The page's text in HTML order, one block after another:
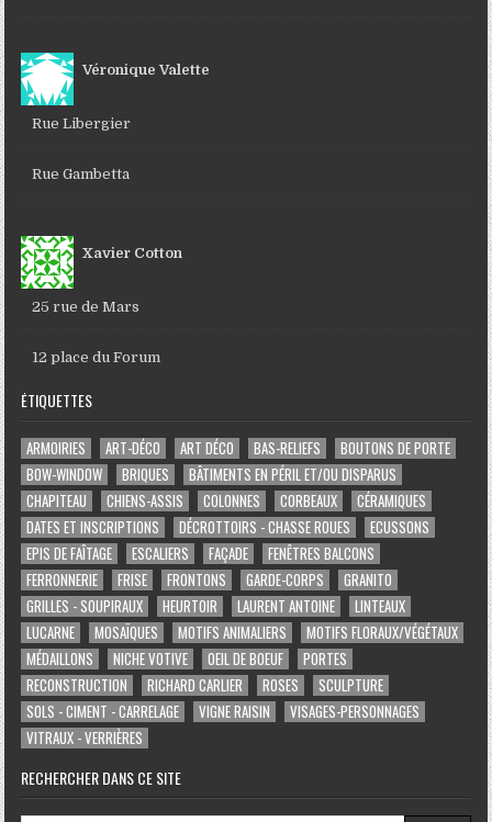
Véronique Valette
Rue Libergier
Rue Gambetta
Xavier Cotton
25 rue de Mars
12 place du Forum
ÉTIQUETTES
ARMOIRIES ART-DÉCO ART DÉCO BAS-RELIEFS
BOUTONS DE PORTE
BOW-WINDOW
BRIQUES
BÂTIMENTS EN PÉRIL ET/OU DISPARUS
CHAPITEAU
CHIENS-ASSIS COLONNES CORBEAUX
CÉRAMIQUES
DATES ET INSCRIPTIONS
DÉCROTTOIRS - CHASSE ROUES
ECUSSONS
EPIS DE FAÎTAGE
ESCALIERS FAÇADE
FENÊTRES BALCONS
FERRONNERIE
FRISE FRONTONS GARDE-CORPS
GRANITO
GRILLES - SOUPIRAUX
HEURTOIR LAURENT ANTOINE
LINTEAUX
LUCARNE
MOSAÏQUES MOTIFS ANIMALIERS
MOTIFS FLORAUX/VÉGÉTAUX
MÉDAILLONS
NICHE VOTIVE OEIL DE BOEUF
PORTES
RECONSTRUCTION
RICHARD CARLIER ROSES
SCULPTURE
SOLS - CIMENT - CARRELAGE
VIGNE RAISIN
VISAGES-PERSONNAGES
VITRAUX - VERRIÈRES
RECHERCHER DANS CE SITE